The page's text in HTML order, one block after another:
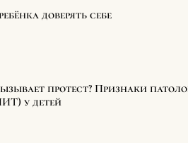
доверять себе
протест? Признаки
у детей